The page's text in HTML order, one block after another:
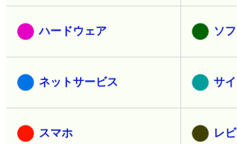
ハードウェア ソ
ネットサービス サ
スマホ レ